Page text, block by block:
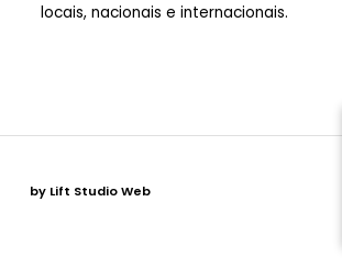
locais, nacionais e internacionais.
by Lift Studio Web